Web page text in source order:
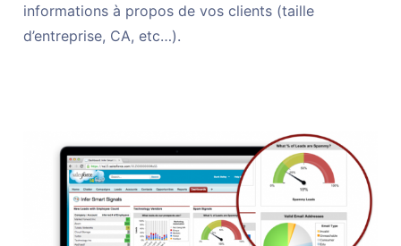
informations à propos de vos clients (taille
d’entreprise, CA, etc…).